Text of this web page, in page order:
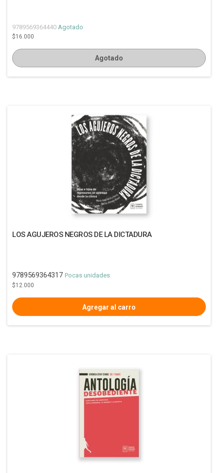
9789569364440 Agotado
$16.000
Agotado
LOS AGUJEROS NEGROS DE LA DICTADURA
9789569364317 Pocas unidades
$12.000